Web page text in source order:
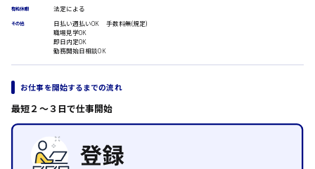
販売・サービス・フード系
調理
洗い場
ルート営業
その他の専門職
東広島市
時給制すべて
日給8000円～
有給休暇 法定による
その他
日払い週払いOK 手数料無(規定)
職場見学OK
即日内定OK
勤務開始日相談OK
お仕事を開始するまでの流れ
最短２〜３日で仕事開始